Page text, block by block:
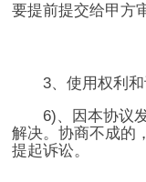
要提前提交给甲方
3、使用权利
6)、因本协议
解决。协商不成的
提起诉讼。